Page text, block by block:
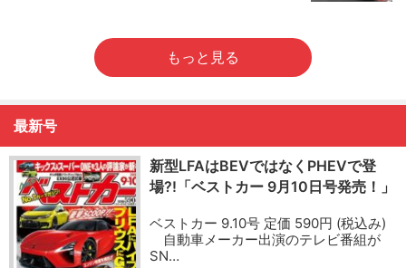
もっと見る
最新号
新型LFAはBEVではなくPHEVで登
場?!「ベストカー 9月10日号発売！」
ベストカー 9.10号 定価 590円 (税込み)
自動車メーカー出演のテレビ番組が
SN…